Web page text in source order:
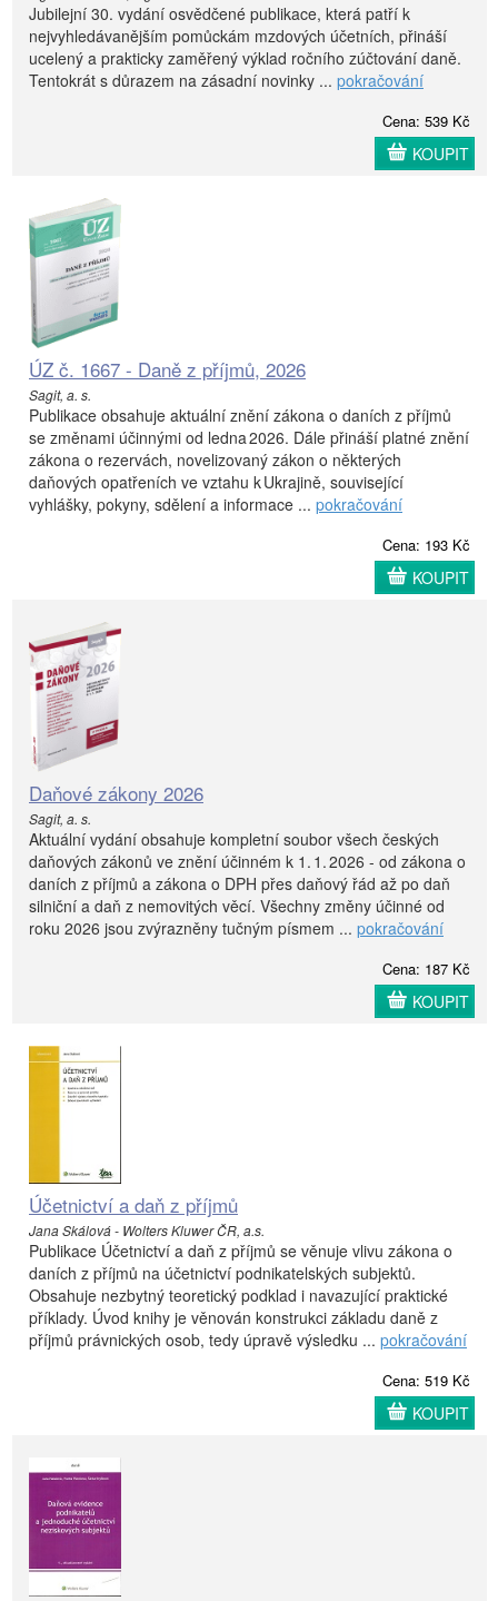
Jubilejní 30. vydání osvědčené publikace, která patří k
nejvyhledávanějším pomůckám mzdových účetních, přináší
ucelený a prakticky zaměřený výklad ročního zúčtování daně.
Tentokrát s důrazem na zásadní novinky ... pokračování
Cena: 539 Kč
KOUPIT
ÚZ č. 1667 - Daně z příjmů, 2026
Sagit, a. s.
Publikace obsahuje aktuální znění zákona o daních z příjmů
se změnami účinnými od ledna 2026. Dále přináší platné znění
zákona o rezervách, novelizovaný zákon o některých
daňových opatřeních ve vztahu k Ukrajině, související
vyhlášky, pokyny, sdělení a informace ... pokračování
Cena: 193 Kč
KOUPIT
Daňové zákony 2026
Sagit, a. s.
Aktuální vydání obsahuje kompletní soubor všech českých
daňových zákonů ve znění účinném k 1. 1. 2026 - od zákona o
daních z příjmů a zákona o DPH přes daňový řád až po daň
silniční a daň z nemovitých věcí. Všechny změny účinné od
roku 2026 jsou zvýrazněny tučným písmem ... pokračování
Cena: 187 Kč
KOUPIT
Účetnictví a daň z příjmů
Jana Skálová - Wolters Kluwer ČR, a.s.
Publikace Účetnictví a daň z příjmů se věnuje vlivu zákona o
daních z příjmů na účetnictví podnikatelských subjektů.
Obsahuje nezbytný teoretický podklad i navazující praktické
příklady. Úvod knihy je věnován konstrukci základu daně z
příjmů právnických osob, tedy úpravě výsledku ... pokračování
Cena: 519 Kč
KOUPIT